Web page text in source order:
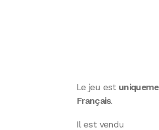
Le jeu est
Français.
Il est vendu